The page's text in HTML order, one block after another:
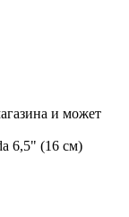
и может
6,5" (16 см)